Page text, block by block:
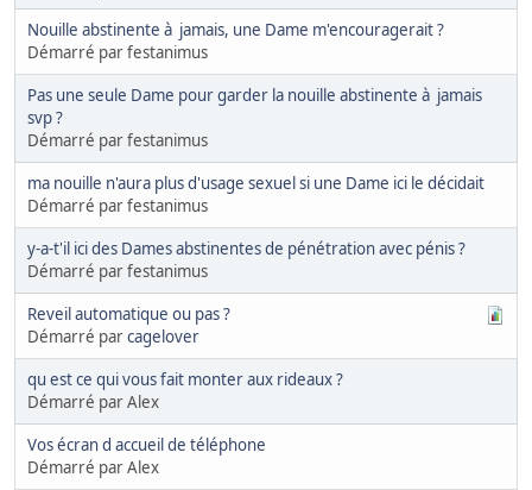
Nouille abstinente à jamais, une Dame m'encouragerait ?
Démarré par festanimus
Pas une seule Dame pour garder la nouille abstinente à jamais
svp ?
Démarré par festanimus
ma nouille n'aura plus d'usage sexuel si une Dame ici le décidait
Démarré par festanimus
y-a-t'il ici des Dames abstinentes de pénétration avec pénis ?
Démarré par festanimus
Reveil automatique ou pas ?
Démarré parcagelover
qu est ce qui vous fait monter aux rideaux ?
Démarré par Alex
Vos écran d accueil de téléphone
Démarré par Alex